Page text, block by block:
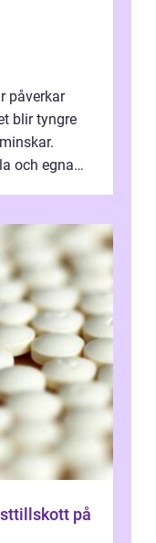
påverkar
blir tyngre
och egna